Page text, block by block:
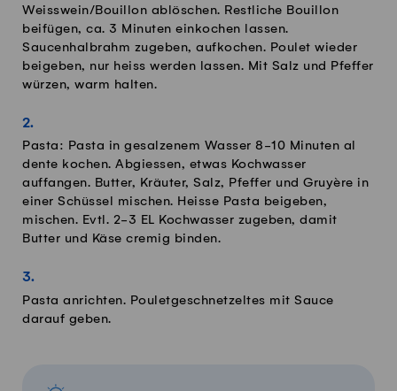
Weisswein/Bouillon ablöschen. Restliche Bouillon
beifügen, ca. 3 Minuten einkochen lassen.
Saucenhalbrahm zugeben, aufkochen. Poulet wieder
beigeben, nur heiss werden lassen. Mit Salz und Pfeffer
würzen, warm halten.
Pasta: Pasta in gesalzenem Wasser 8-10 Minuten al
dente kochen. Abgiessen, etwas Kochwasser
auffangen. Butter, Kräuter, Salz, Pfeffer und Gruyère in
einer Schüssel mischen. Heisse Pasta beigeben,
mischen. Evtl. 2-3 EL Kochwasser zugeben, damit
Butter und Käse cremig binden.
Pasta anrichten. Pouletgeschnetzeltes mit Sauce
darauf geben.